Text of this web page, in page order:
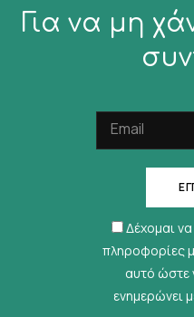
Για να μη
Δέχομαι
πληροφορίες
αυτό ώστε
ενημερώνει